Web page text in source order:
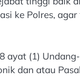
ke Polres,
ayat (1)
dan atau